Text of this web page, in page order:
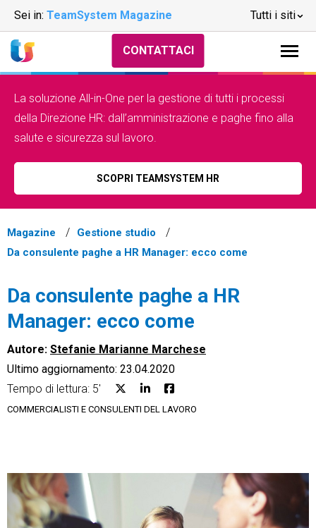
Sei in: TeamSystem Magazine Tutti i siti
CRM
Fatturazione
Financial Solutions
CONTATTACI
La soluzione All-in-One per la gestione di tutti i processi
della Direzione HR: dall’amministrazione e paghe fino alla
salute e sicurezza sul lavoro.
SCOPRI TEAMSYSTEM HR
Magazine
Gestione studio
Da consulente paghe a HR Manager: ecco come
Da consulente paghe a HR
Manager: ecco come
Autore: Stefanie Marianne Marchese
Ultimo aggiornamento: 23.04.2020
Tempo di lettura: 5'
COMMERCIALISTI E CONSULENTI DEL LAVORO